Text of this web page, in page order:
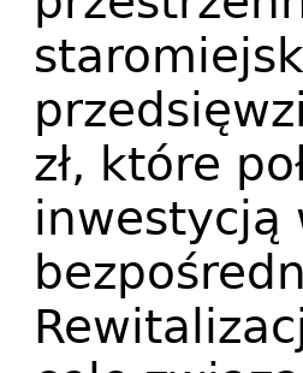
zł, które
inwestycją